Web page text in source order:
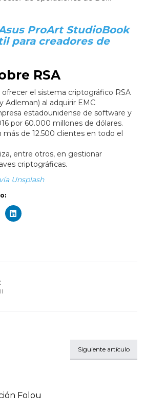
ProArt StudioBook
para creadores de
RSA
el sistema criptográfico RSA
Adleman) al adquirir EMC
estadounidense de software y
por 60.000 millones de dólares.
más de 12.500 clientes en todo el
entre otros, en gestionar
criptográficas.
Unsplash
Siguiente artículo
Folou